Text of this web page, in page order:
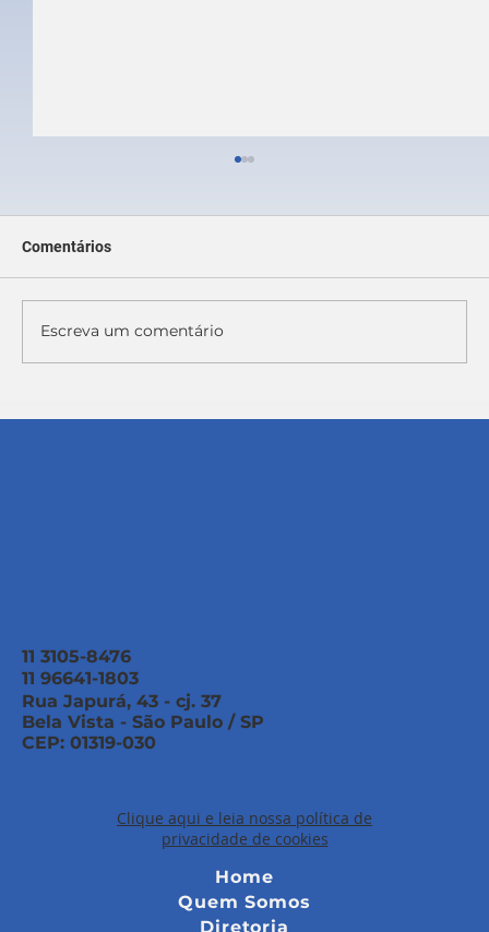
Comentários
Escreva um comentário
11 3105-8476
11 96641-1803
Rua Japurá, 43 - cj. 37
Bela Vista - São Paulo / SP
CEP: 01319-030
Clique aqui e leia nossa política de
privacidade de cookies
Home
Quem Somos
Diretoria